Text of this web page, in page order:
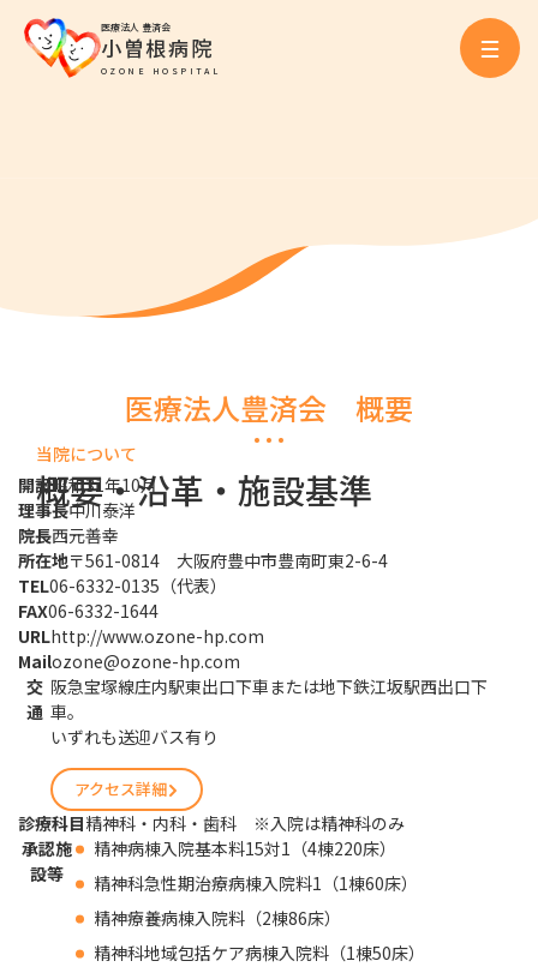
医療法人 豊済会
小曽根病院
OZONE HOSPITAL
当院について
概要・沿革・施設基準
医療法人豊済会 概要
開設昭和31年10月
理事長中川泰洋
院長西元善幸
所在地〒561-0814 大阪府豊中市豊南町東2-6-4
TEL06-6332-0135（代表）
FAX06-6332-1644
URLhttp://www.ozone-hp.com
Mailozone@ozone-hp.com
交
通
阪急宝塚線庄内駅東出口下車または地下鉄江坂駅西出口下
車。
いずれも送迎バス有り
アクセス詳細
診療科目精神科・内科・歯科 ※入院は精神科のみ
承認施
設等
精神病棟入院基本料15対1（4棟220床）
精神科急性期治療病棟入院料1（1棟60床）
精神療養病棟入院料（2棟86床）
精神科地域包括ケア病棟入院料（1棟50床）